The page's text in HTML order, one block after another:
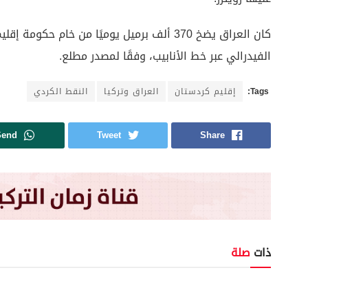
الفيدرالي عبر خط الأنابيب، وفقًا لمصدر مطلع.
Tags: إقليم كردستان العراق وتركيا النقط الكردي
Share
Tweet
ذات صلة